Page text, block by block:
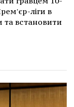
ліги в
та встановити